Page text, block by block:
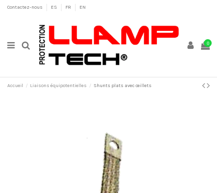
Contactez-nous ES FR EN
0
Accueil Liaisons équipotentielles Shunts plats avec œillets